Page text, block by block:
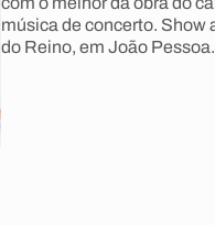
música de concerto. Show
do Reino, em João